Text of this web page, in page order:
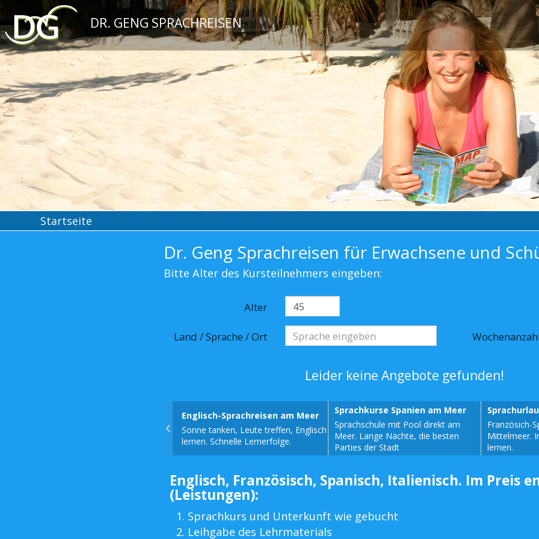
DR. GENG SPRACHREISEN
Startseite
Dr. Geng Sprachreisen für Erwachsene und
Bitte Alter des Kursteilnehmers eingeben:
Alter
Land / Sprache / Ort Wochenanzahl
Leider keine Angebote gefunden!
Englisch-Sprachreisen am Meer
Sonne tanken, Leute treffen, Englisch
lernen. Schnelle Lernerfolge.
Sprachkurse Spanien am Meer
Sprachschule mit Pool direkt am
Meer. Lange Nächte, die besten
Parties der Stadt
Französich-
Mittelmeer.
lernen.
‹
Englisch, Französisch, Spanisch, Italienisch. Im Preis
(Leistungen):
Sprachkurs und Unterkunft wie gebucht
Leihgabe des Lehrmaterials